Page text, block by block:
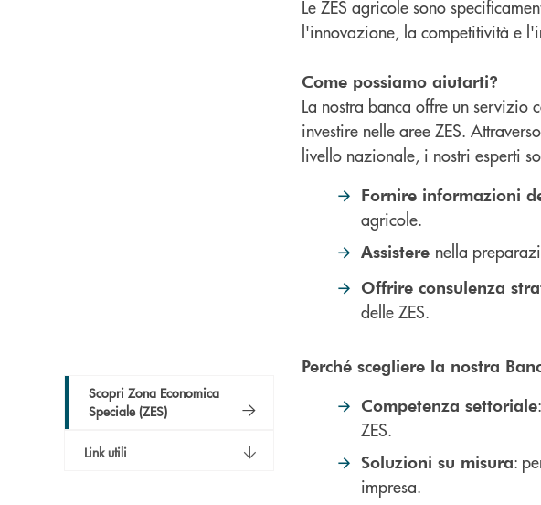
Scopri Zona Economica
Speciale (ZES)
Link utili
Le ZES agricole sono
l'innovazione, la competitività e
Come possiamo aiutarti?
La nostra banca offre un servizio
investire nelle aree ZES.
livello nazionale, i nostri esperti
Fornire informazioni
agricole.
Assistere nella
Offrire consulenza
delle ZES.
Perché scegliere la nostra
Competenza settoriale
ZES.
Soluzioni su misura:
impresa.